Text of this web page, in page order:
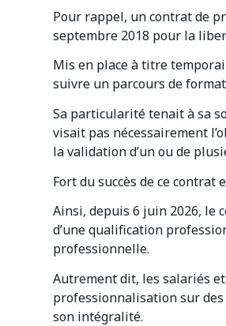
Pour rappel, un contrat de
septembre 2018 pour la
Mis en place à titre
suivre un parcours de
Sa particularité tenait à sa
visait pas nécessairement
la validation d’un ou de
Fort du succès de ce
Ainsi, depuis 6 juin 2026, le
d’une qualification
professionnelle.
Autrement dit, les salariés
professionnalisation sur
son intégralité.